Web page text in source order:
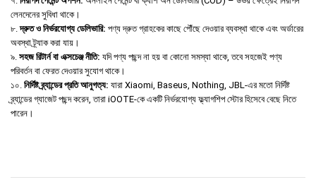
লেনদেনের সুবিধা থাকে।
৮.দ্রুত ও নির্ভরযোগ্য ডেলিভারি: পণ্য দ্রুত গ্রাহকের কাছে পৌঁছে দেওয়ার ব্যবস্থা থাকে এবং অর্ডারের
অবস্থা ট্র্যাক করা যায়।
৯. সহজ রিটার্ন বা এক্সচেঞ্জ নীতি: যদি পণ্য পছন্দ না হয় বা কোনো সমস্যা থাকে, তবে সহজেই পণ্য
পরিবর্তন বা ফেরত দেওয়ার সুযোগ থাকে।
১০. নির্দিষ্ট ব্র্যান্ডের প্রতি আনুগত্য: যারা Xiaomi, Baseus, Nothing, JBL-এর মতো নির্দিষ্ট
ব্র্যান্ডের গ্যাজেট পছন্দ করেন, তারা iOOTE-কে একটি নির্ভরযোগ্য ফ্ল্যাগশিপ স্টোর হিসেবে বেছে নিতে
পারেন।